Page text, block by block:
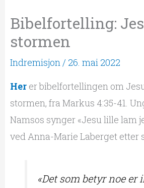
Bibelfortelling:
stormen
Indremisjon/ 26. mai 2022
Herer bibelfortellingen om
stormen, fra Markus 4:35-41.
Namsos synger «Jesu lille lam
ved Anna-Marie Laberget etter
«Det som betyr noe er